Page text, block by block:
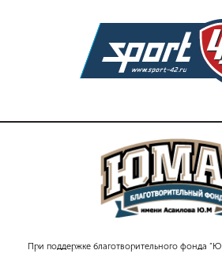
При поддержке благотворительного фонда